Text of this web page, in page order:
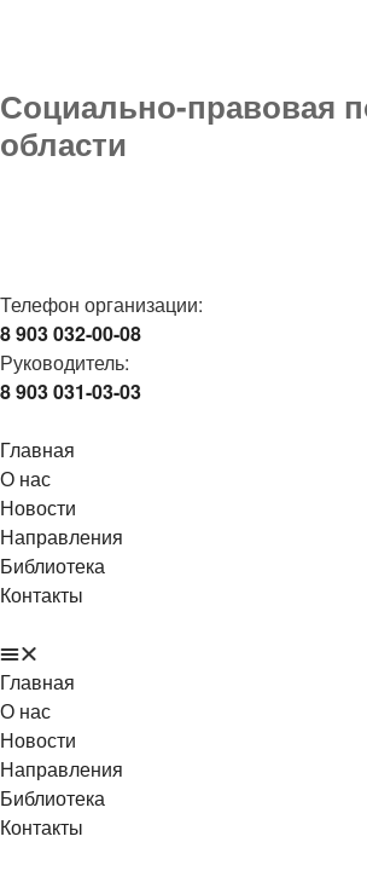
Социально-правовая
области
Телефон организации:
8 903 032-00-08
Руководитель:
8 903 031-03-03
Главная
О нас
Новости
Направления
Библиотека
Контакты
Главная
О нас
Новости
Направления
Библиотека
Контакты